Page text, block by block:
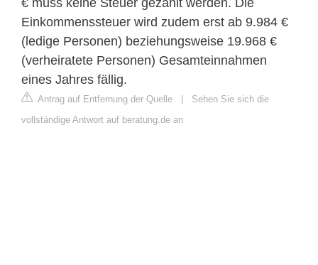
Einkommenssteuer wird zudem erst ab 9.984 €
(ledige Personen) beziehungsweise 19.968 €
(verheiratete Personen) Gesamteinnahmen
eines Jahres fällig.
Antrag auf Entfernung der Quelle | Sehen Sie sich die
vollständige Antwort auf beratung.de an